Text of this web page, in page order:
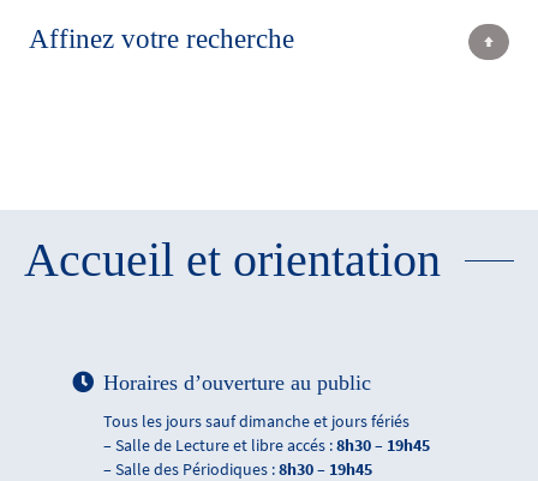
Affinez votre recherche
Accueil et orientation
Horaires d’ouverture au public
Tous les jours sauf dimanche et jours fériés
– Salle de Lecture et libre accés :8h30 – 19h45
– Salle des Périodiques :8h30 – 19h45